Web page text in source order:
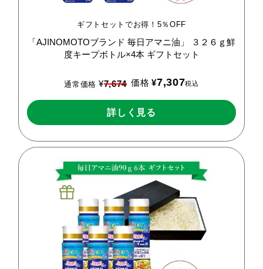
ギフトセットでお得！5％OFF
「AJINOMOTOブランド 毎日アマニ油」
３２６ｇ鮮
度キープボトル×4本 ギフトセット
通常価格 ¥7,674 価格 ¥7,307税込
詳しく見る